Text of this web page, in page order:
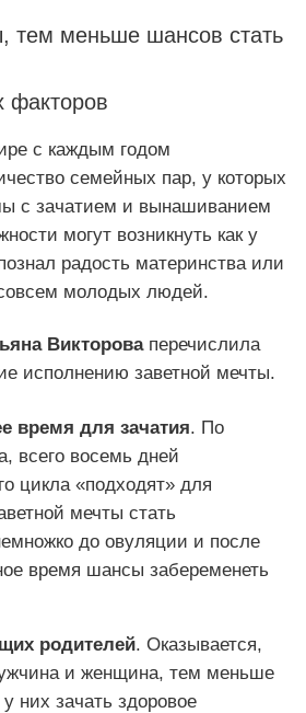
тем меньше шансов стать
факторов
с каждым годом
семейных пар, у которых
с зачатием и вынашиванием
могут возникнуть как у
радость материнства или
молодых людей.
Виктороваперечислила
исполнению заветной мечты.
время для зачатия. По
всего восемь дней
цикла «подходят» для
мечты стать
до овуляции и после
время шансы забеременеть
родителей. Оказывается,
и женщина, тем меньше
них зачать здоровое